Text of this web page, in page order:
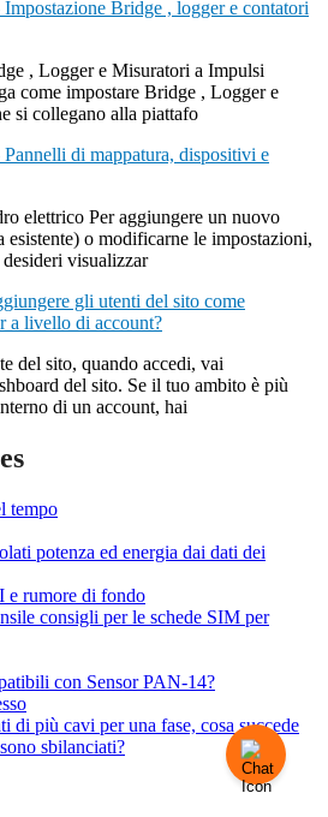
Bridge , logger e contatori
, Logger e Misuratori a Impulsi
come impostare Bridge , Logger e
si collegano alla piattafo
di mappatura, dispositivi e
elettrico Per aggiungere un nuovo
esistente) o modificarne le impostazioni,
visualizzar
gli utenti del sito come
a livello di account?
del sito, quando accedi, vai
del sito. Se il tuo ambito è più
di un account, hai
tempo
potenza ed energia dai dati dei
e rumore di fondo
consigli per le schede SIM per
con Sensor PAN-14?
di più cavi per una fase, cosa succede
sbilanciati?